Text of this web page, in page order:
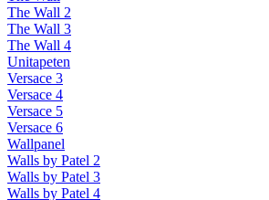
The Wall 2
The Wall 3
The Wall 4
Unitapeten
Versace 3
Versace 4
Versace 5
Versace 6
Wallpanel
Walls by Patel 2
Walls by Patel 3
Walls by Patel 4